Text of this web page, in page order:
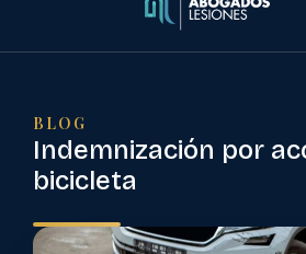
BLOG
Indemnización por
bicicleta